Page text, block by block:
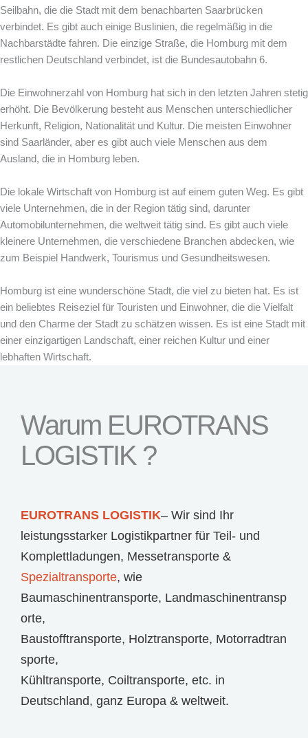
Seilbahn, die die Stadt mit dem benachbarten Saarbrücken
verbindet. Es gibt auch einige Buslinien, die regelmäßig in die
Nachbarstädte fahren. Die einzige Straße, die Homburg mit dem
restlichen Deutschland verbindet, ist die Bundesautobahn 6.
Die Einwohnerzahl von Homburg hat sich in den letzten Jahren stetig
erhöht. Die Bevölkerung besteht aus Menschen unterschiedlicher
Herkunft, Religion, Nationalität und Kultur. Die meisten Einwohner
sind Saarländer, aber es gibt auch viele Menschen aus dem
Ausland, die in Homburg leben.
Die lokale Wirtschaft von Homburg ist auf einem guten Weg. Es gibt
viele Unternehmen, die in der Region tätig sind, darunter
Automobilunternehmen, die weltweit tätig sind. Es gibt auch viele
kleinere Unternehmen, die verschiedene Branchen abdecken, wie
zum Beispiel Handwerk, Tourismus und Gesundheitswesen.
Homburg ist eine wunderschöne Stadt, die viel zu bieten hat. Es ist
ein beliebtes Reiseziel für Touristen und Einwohner, die die Vielfalt
und den Charme der Stadt zu schätzen wissen. Es ist eine Stadt mit
einer einzigartigen Landschaft, einer reichen Kultur und einer
lebhaften Wirtschaft.
Warum EUROTRANS
LOGISTIK ?
EUROTRANS LOGISTIK– Wir sind Ihr
leistungsstarker Logistikpartner für Teil- und
Komplettladungen, Messetransporte &
Spezialtransporte, wie
Baumaschinentransporte, Landmaschinentransp
orte,
Baustofftransporte, Holztransporte, Motorradtran
sporte,
Kühltransporte, Coiltransporte, etc. in
Deutschland, ganz Europa & weltweit.